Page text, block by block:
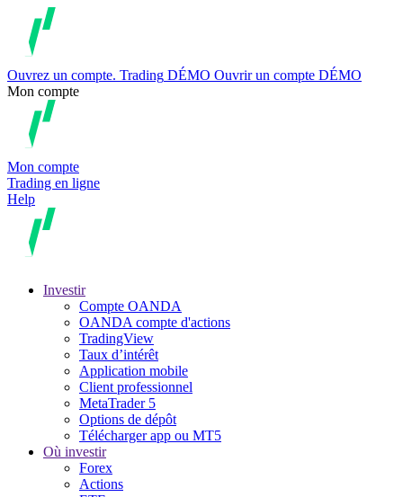
Ouvrez un compte. Trading DÉMO Ouvrir un compte DÉMO
Mon compte
Mon compte
Trading en ligne
Help
Investir
Compte OANDA
OANDA compte d'actions
TradingView
Taux d’intérêt
Application mobile
Client professionnel
MetaTrader 5
Options de dépôt
Télécharger app ou MT5
Où investir
Forex
Actions